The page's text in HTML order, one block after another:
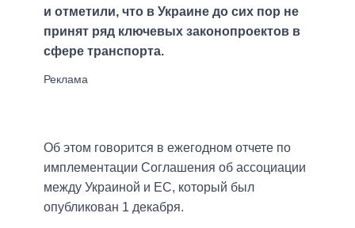
и отметили, что в Украине до сих пор не
принят ряд ключевых законопроектов в
сфере транспорта.
Об этом говорится в ежегодном отчете по
имплементации Соглашения об ассоциации
между Украиной и ЕС, который был
опубликован 1 декабря.